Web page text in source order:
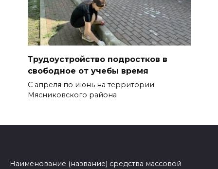
Трудоустройство подростков в
свободное от учебы время
С апреля по июнь на территории
Мясниковского района
Наименование (название) средства массовой